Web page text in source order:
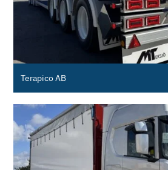
Terapico AB